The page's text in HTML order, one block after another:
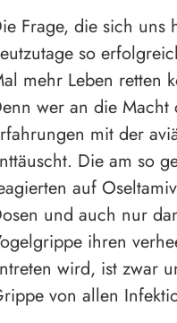
Frage, die sich uns
so
mehr Leben retten
wer an die
mit der
Die am so
auf
und auch nur
ihren
wird, ist zwar
von allen